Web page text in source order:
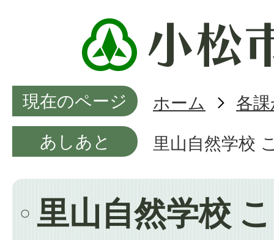
現在のページ ホーム
各
あしあと
里山自然学校
里山自然学校